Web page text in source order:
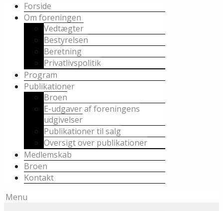
Forside
Om foreningen
Vedtægter
Bestyrelsen
Beretning
Privatlivspolitik
Program
Publikationer
Broen
E-udgaver af foreningens
udgivelser
Publikationer til salg
Oversigt over publikationer
Medlemskab
Broen
Kontakt
Menu